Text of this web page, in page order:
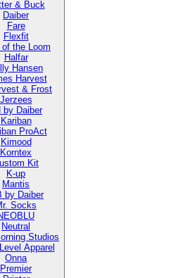
& Buck
Daiber
Fare
Flexfit
of the Loom
Halfar
Hansen
Harvest
& Frost
Jerzees
by Daiber
Kariban
ProAct
Kimood
Korntex
Kit
K-up
Mantis
by Daiber
Socks
Neutral
Studios
Apparel
Onna
Premier